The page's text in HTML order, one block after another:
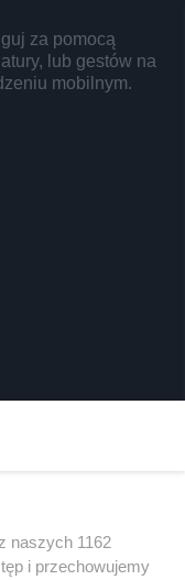
za pomocą
lub gestów na
mobilnym.
naszych 1162
i przechowujemy